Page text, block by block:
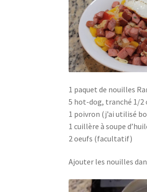
1 paquet de nouilles
5 hot-dog, tranché 1/2
1 poivron (j’ai utilisé
1 cuillère à soupe
2 oeufs (facultatif)
Ajouter les nouilles